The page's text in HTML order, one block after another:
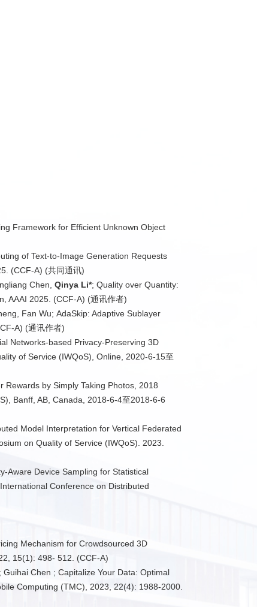
Framework for Efficient Unknown Object
of Text-to-Image Generation Requests
(CCF-A) (共同通讯)
Chen,Qinya Li*; Quality over Quantity:
AAAI 2025. (CCF-A) (通讯作者)
Fan Wu; AdaSkip: Adaptive Sublayer
A) (通讯作者)
Networks-based Privacy-Preserving 3D
of Service (IWQoS), Online, 2020-6-15至
by Simply Taking Photos, 2018
Banff, AB, Canada, 2018-6-4至2018-6-6
Model Interpretation for Vertical Federated
on Quality of Service (IWQoS). 2023.
Aware Device Sampling for Statistical
Conference on Distributed
Mechanism for Crowdsourced 3D
15(1): 498- 512. (CCF-A)
Chen ; Capitalize Your Data: Optimal
Computing (TMC), 2023, 22(4): 1988-2000.